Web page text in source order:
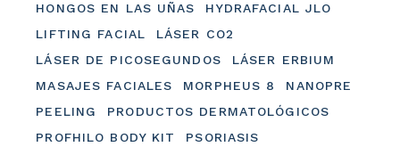
HONGOS EN LAS UÑAS
HYDRAFACIAL JLO
LIFTING FACIAL
LÁSER CO2
LÁSER DE PICOSEGUNDOS
LÁSER ERBIUM
MASAJES FACIALES
MORPHEUS 8
NANOPRE
PEELING
PRODUCTOS DERMATOLÓGICOS
PROFHILO BODY KIT
PSORIASIS